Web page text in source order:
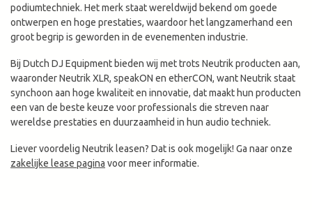
podiumtechniek. Het merk staat wereldwijd bekend om goede
ontwerpen en hoge prestaties, waardoor het langzamerhand een
groot begrip is geworden in de evenementen industrie.
Bij Dutch DJ Equipment bieden wij met trots Neutrik producten aan,
waaronder Neutrik XLR, speakON en etherCON, want Neutrik staat
synchoon aan hoge kwaliteit en innovatie, dat maakt hun producten
een van de beste keuze voor professionals die streven naar
wereldse prestaties en duurzaamheid in hun audio techniek.
Liever voordelig Neutrik leasen? Dat is ook mogelijk! Ga naar onze
zakelijke lease pagina voor meer informatie.